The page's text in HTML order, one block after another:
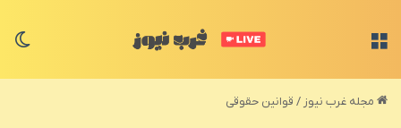
مجله غرب نیوز / قوانین حقوقی